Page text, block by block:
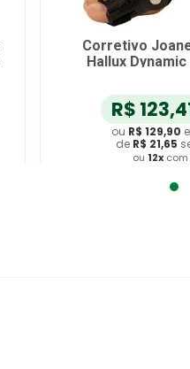
Corretivo
Hallux
R$ 123,
ou R$ 129,90
de R$ 21,65
ou 12x
Adicionar ao